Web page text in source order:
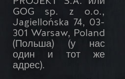
GOG sp. z o.o.,
Jagiellońska 74, 03-
301 Warsaw, Poland
(Польша) (у нас
один и тот же
адрес).